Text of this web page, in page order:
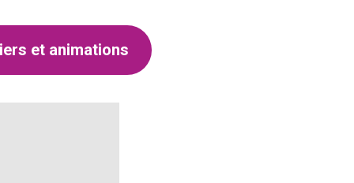
et animations